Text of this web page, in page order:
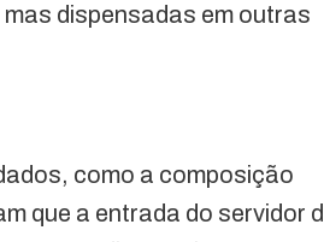
dispensadas em outras
como a composição
que a entrada do servidor